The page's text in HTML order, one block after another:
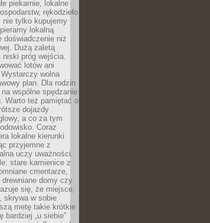
piekarnie, lokalne
rękodzieło
nie tylko kupujemy
lokalną
doświadczenie niż
Dużą zaletą
niski próg wejścia.
lotów ani
wolna
plan. Dla rodzin
wspólne spędzanie
Warto też pamiętać o
dojazdy
a co za tym
Coraz
lokalne kierunki
przyjemne z
uczy uważności.
stare kamienice z
cmentarze,
drewniane domy czy
się, że miejsce,
skrywa w sobie
metę takie krótkie
bardziej „u siebie”